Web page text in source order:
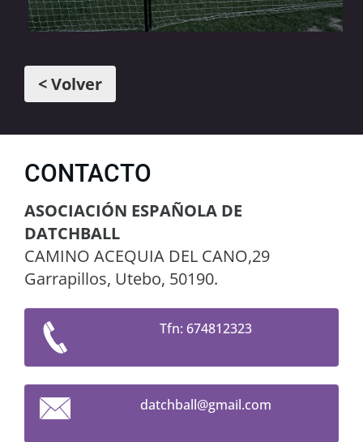
< Volver
CONTACTO
ASOCIACIÓN ESPAÑOLA DE
DATCHBALL
CAMINO ACEQUIA DEL CANO,29
Garrapillos, Utebo, 50190.
Tfn: 674812323
datchball@gmail.com